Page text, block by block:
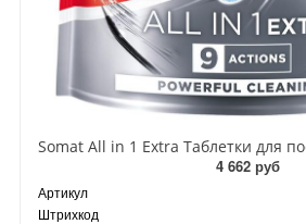
4 662 руб
Артикул
Штрихкод